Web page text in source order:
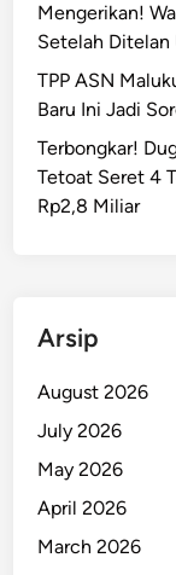
Mengerikan!
Setelah Ditelan
TPP ASN
Baru Ini Jadi
Terbongkar!
Tetoat Seret 4
Rp2,8 Miliar
Arsip
August 2026
July 2026
May 2026
April 2026
March 2026